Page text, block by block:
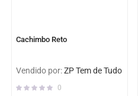
Cachimbo Reto
Vendido por:ZP Tem de Tudo
0